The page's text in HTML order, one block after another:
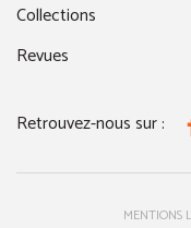
Collections
Revues
Retrouvez-nous sur :
MENTIONS